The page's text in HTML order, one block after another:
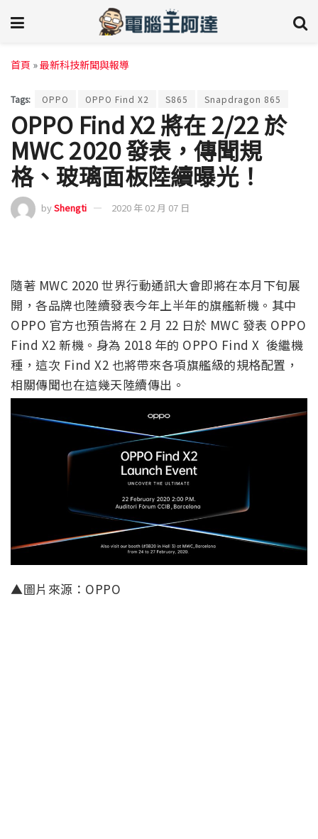
首頁 »最新科技新聞與報導
Tags: OPPO OPPO Find X2 S865 Snapdragon 865
OPPO Find X2 將在 2/22 於
MWC 2020 發表，傳聞規
格、玻璃面板陸續曝光！
byShengti 2020 年 02 月 07 日
隨著 MWC 2020 世界行動通訊大會即將在本月下旬展
開，各品牌也陸續發表今年上半年的旗艦新機。其中
OPPO 官方也預告將在 2 月 22 日於 MWC 發表 OPPO
Find X2 新機。身為 2018 年的 OPPO Find X 後繼機
種，這次 Find X2 也將帶來各項旗艦級的規格配置，
相關傳聞也在這幾天陸續傳出。
▲圖片來源：OPPO